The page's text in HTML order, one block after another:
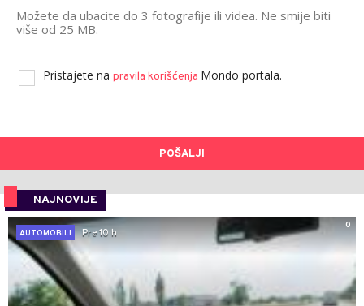
Možete da ubacite do 3 fotografije ili videa. Ne smije biti
više od 25 MB.
Pristajete na pravila korišćenja Mondo portala.
POŠALJI
NAJNOVIJE
0
AUTOMOBILI
Pre 10 h